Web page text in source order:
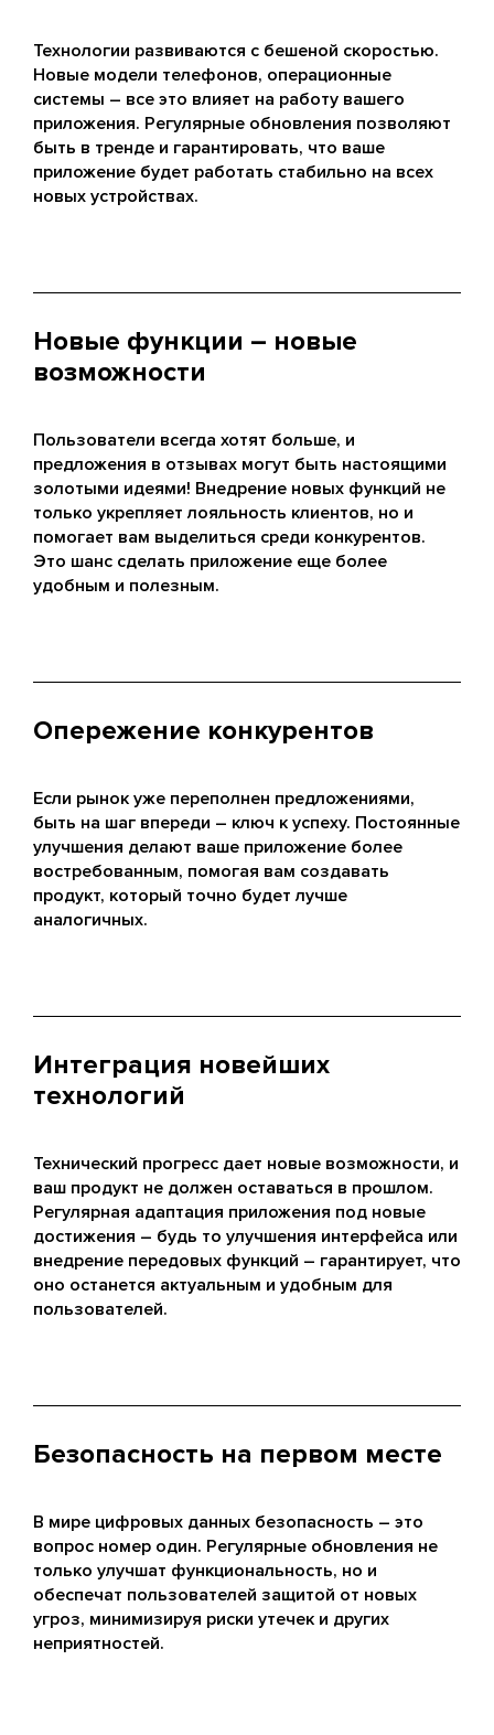
Технологии развиваются с бешеной скоростью.
Новые модели телефонов, операционные
системы – все это влияет на работу вашего
приложения. Регулярные обновления позволяют
быть в тренде и гарантировать, что ваше
приложение будет работать стабильно на всех
новых устройствах.
Новые функции – новые
возможности
Пользователи всегда хотят больше, и
предложения в отзывах могут быть настоящими
золотыми идеями! Внедрение новых функций не
только укрепляет лояльность клиентов, но и
помогает вам выделиться среди конкурентов.
Это шанс сделать приложение еще более
удобным и полезным.
Опережение конкурентов
Если рынок уже переполнен предложениями,
быть на шаг впереди – ключ к успеху. Постоянные
улучшения делают ваше приложение более
востребованным, помогая вам создавать
продукт, который точно будет лучше
аналогичных.
Интеграция новейших
технологий
Технический прогресс дает новые возможности, и
ваш продукт не должен оставаться в прошлом.
Регулярная адаптация приложения под новые
достижения – будь то улучшения интерфейса или
внедрение передовых функций – гарантирует, что
оно останется актуальным и удобным для
пользователей.
Безопасность на первом месте
В мире цифровых данных безопасность – это
вопрос номер один. Регулярные обновления не
только улучшат функциональность, но и
обеспечат пользователей защитой от новых
угроз, минимизируя риски утечек и других
неприятностей.